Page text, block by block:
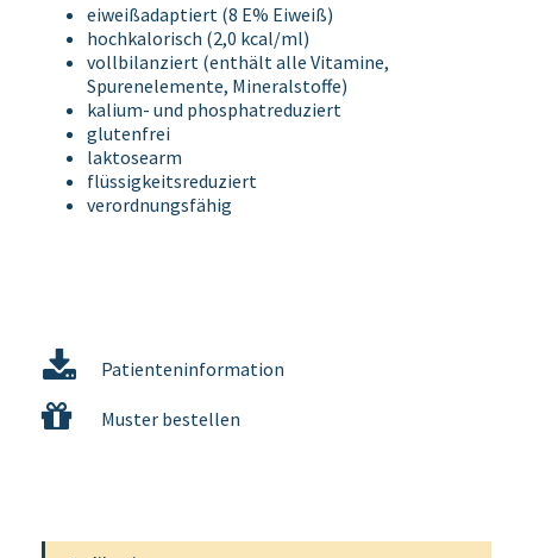
eiweißadaptiert (8 E% Eiweiß)
hochkalorisch (2,0 kcal/ml)
vollbilanziert (enthält alle Vitamine,
Spurenelemente, Mineralstoffe)
kalium- und phosphatreduziert
glutenfrei
laktosearm
flüssigkeitsreduziert
verordnungsfähig
Patienteninformation
Muster bestellen